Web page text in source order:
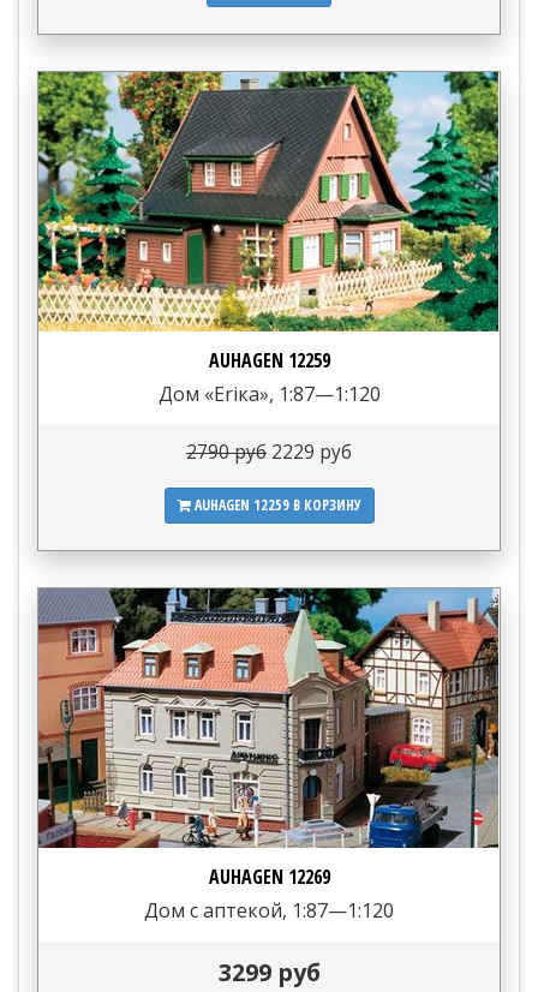
AUHAGEN 12259
Дом «Еriка», 1:87—1:120
2790 руб 2229 руб
AUHAGEN 12259 В КОРЗИНУ
AUHAGEN 12269
Дом с аптекой, 1:87—1:120
3299 руб